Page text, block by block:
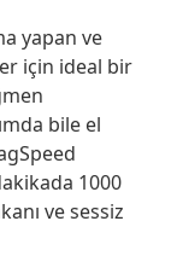
yapan ve
için ideal bir
bile el
1000
ve sessiz